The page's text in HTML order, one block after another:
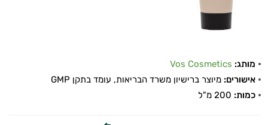
מותג: Vos Cosmetics
אישורים: מיוצר ברישיון משרד הבריאות, עומד בתקן GMP
כמות: